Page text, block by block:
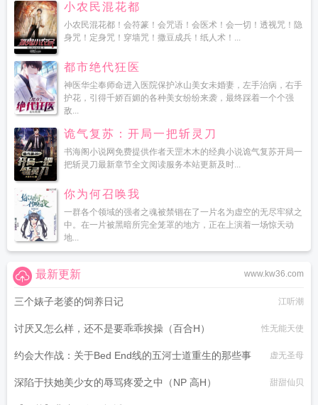
小农民混花都
小农民混花都！会符篆！会咒语！会医术！会一切！透视咒！隐
身咒！定身咒！穿墙咒！撒豆成兵！纸人术！...
都市绝代狂医
神医华尘奉师命进入医院保护冰山美女未婚妻，左手治病，右手
护花，引得千娇百媚的各种美女纷纷来袭，最终踩着一个个强
敌...
诡气复苏：开局一把斩灵刀
书海阁小说网免费提供作者天罡木木的经典小说诡气复苏开局一
把斩灵刀最新章节全文阅读服务本站更新及时...
你为何召唤我
一群各个领域的强者之魂被禁锢在了一片名为虚空的无尽牢狱之
中。在一片被黑暗所完全笼罩的地方，正在上演着一场惊天动
地...
www.kw36.com
最新更新
三个婊子老婆的饲养日记 江听潮
讨厌又怎么样，还不是要乖乖挨操（百合H） 性无能天使
约会大作战：关于Bed End线的五河士道重生的那些事 虚无圣母
深陷于扶她美少女的辱骂疼爱之中（NP 高H） 甜甜仙贝